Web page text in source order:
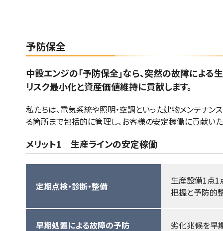
予防保全
中設エンジの「予防保全」なら、突然の故障による
リスク最小化と資産価値維持に貢献します。
私たちは、電気系統や照明・空調といった建物メンテナ
る箇所まで包括的に管理し、お客様の安定稼働に貢献いた
メリット1 生産ラインの安定稼働
定期点検・診断・整備
生産設備1点1
把握と予防的
早期処置による故障の予防 劣化兆候を早